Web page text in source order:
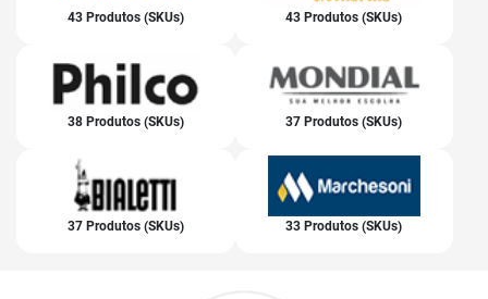
43 Produtos (SKUs) 43 Produtos (SKUs)
38 Produtos (SKUs) 37 Produtos (SKUs)
37 Produtos (SKUs) 33 Produtos (SKUs)